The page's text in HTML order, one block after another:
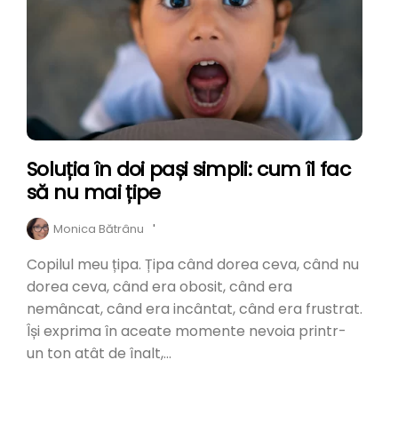
Soluția în doi pași simpli: cum îl fac
să nu mai țipe
'
Monica Bătrânu
Copilul meu țipa. Țipa când dorea ceva, când nu
dorea ceva, când era obosit, când era
nemâncat, când era incântat, când era frustrat.
Își exprima în aceate momente nevoia printr-
un ton atât de înalt,...